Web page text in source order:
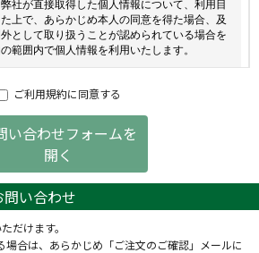
ご利用規約に同意する
い合わせフォームを
開く
問い合わせ
だけます。
場合は、あらかじめ「ご注文のご確認」メールに